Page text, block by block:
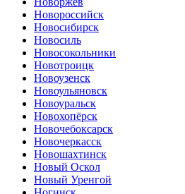
Новороссийск
Новосибирск
Новосиль
Новосокольники
Новотроицк
Новоузенск
Новоульяновск
Новоуральск
Новохопёрск
Новочебоксарск
Новочеркасск
Новошахтинск
Новый Оскол
Новый Уренгой